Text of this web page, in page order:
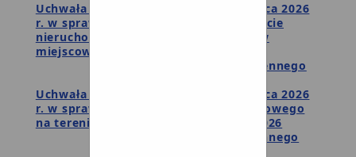
Uchwała Nr XXV/143/26 z dnia 25 marca 2026
r. w sprawie wyrażenia zgody na nabycie
nieruchomości gruntowej położonej w
miejscowości Piechowice
Wyniki głosowania imiennego
Uchwała Nr XXV/144/26 z dnia 25 marca 2026
r. w sprawie określenia sezonu kąpielowego
na terenie Gminy Dziemiany na rok 2026
Wyniki głosowania imiennego